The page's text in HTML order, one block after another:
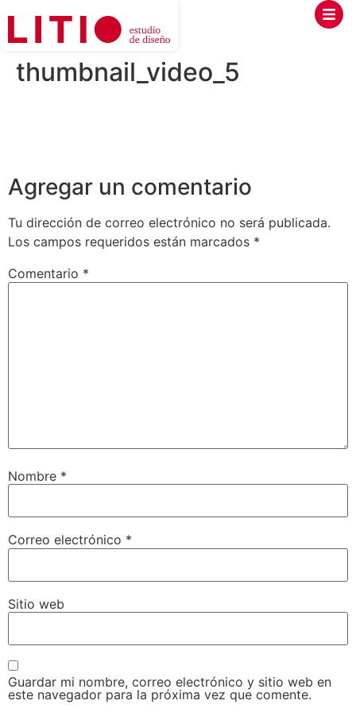
thumbnail_video_5
Agregar un comentario
Tu dirección de correo electrónico no será publicada.
Los campos requeridos están marcados *
Comentario *
Nombre *
Correo electrónico *
Sitio web
Guardar mi nombre, correo electrónico y sitio web en
este navegador para la próxima vez que comente.